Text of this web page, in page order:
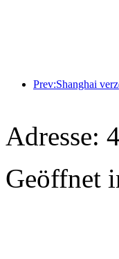
Adresse:
Geöffnet